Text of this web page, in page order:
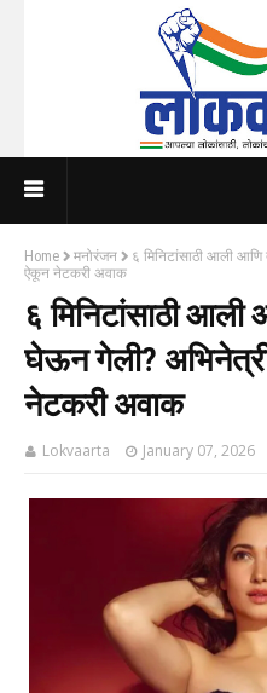
Home मनोरंजन
६ मिनिटांसाठी आली
ऐकून नेटकरी अवाक
६ मिनिटांसाठी
घेऊन गेली?
नेटकरी अवाक
Lokvaarta January 07, 2026